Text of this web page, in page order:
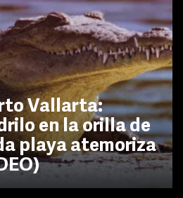
Vallarta:
en la orilla de
playa atemoriza